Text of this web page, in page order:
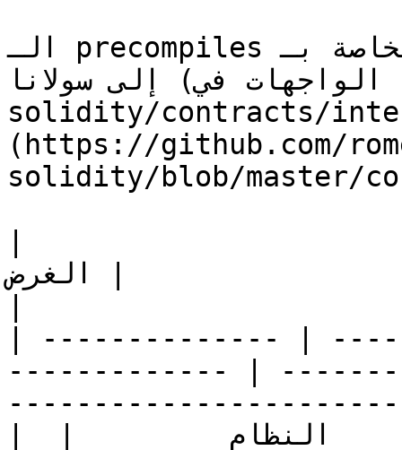
الـ precompiles غير الخاصة بـ EVM في Rome، للوصول
إلى سولانا (الواجهات في [`rome-
solidity/contracts/
(https://github.com/
solidity/blob/master/
| الغرض
| -------------- |
------------- |